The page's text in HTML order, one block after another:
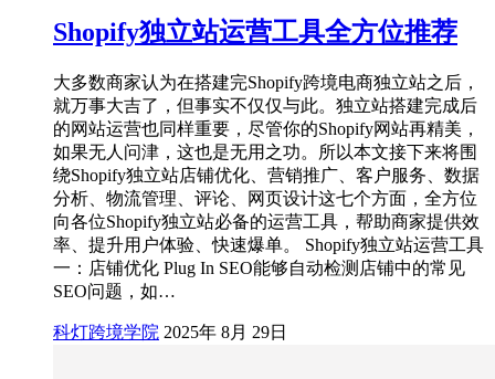
Shopify独立站运营工具全方位推荐
大多数商家认为在搭建完Shopify跨境电商独立站之后，
就万事大吉了，但事实不仅仅与此。独立站搭建完成后
的网站运营也同样重要，尽管你的Shopify网站再精美，
如果无人问津，这也是无用之功。所以本文接下来将围
绕Shopify独立站店铺优化、营销推广、客户服务、数据
分析、物流管理、评论、网页设计这七个方面，全方位
向各位Shopify独立站必备的运营工具，帮助商家提供效
率、提升用户体验、快速爆单。 Shopify独立站运营工具
一：店铺优化 Plug In SEO能够自动检测店铺中的常见
SEO问题，如…
科灯跨境学院 2025年 8月 29日